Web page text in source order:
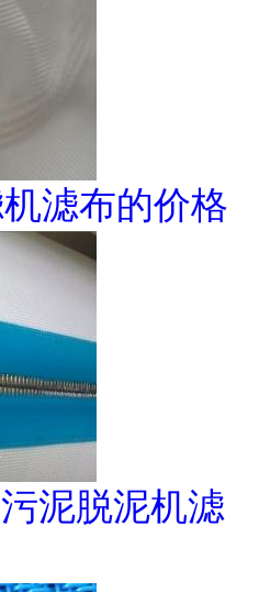
滤布的价格
泥脱泥机滤